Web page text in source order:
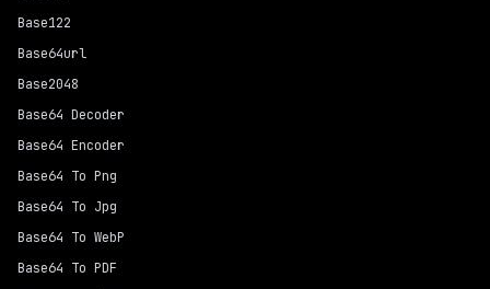
Base122
Base64url
Base2048
Base64 Decoder
Base64 Encoder
Base64 To Png
Base64 To Jpg
Base64 To WebP
Base64 To PDF